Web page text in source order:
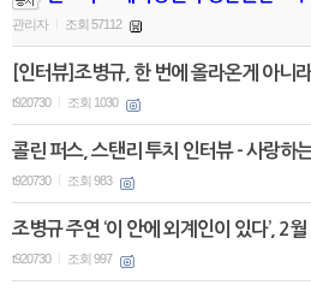
관리자 조회 57112
[인터뷰]조병규, 한 번에 올라온게 아니
t920730 조회 1030
콜린 퍼스, 스탠리 투치 인터뷰 - 사랑하
t920730 조회 983
조병규 주연 ‘이 안에 외계인이 있다’, 2
t920730 조회 997